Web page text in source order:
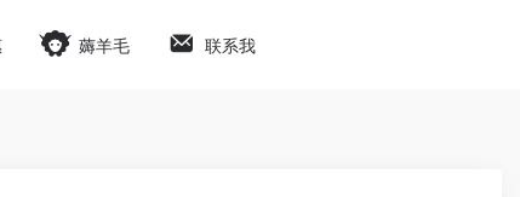
薅羊毛 联系我